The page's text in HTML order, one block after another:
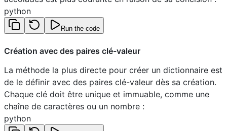
python
Run the code
Création avec des paires clé-valeur
La méthode la plus directe pour créer un dictionnaire est
de le définir avec des paires clé-valeur dès sa création.
Chaque clé doit être unique et immuable, comme une
chaîne de caractères ou un nombre :
python